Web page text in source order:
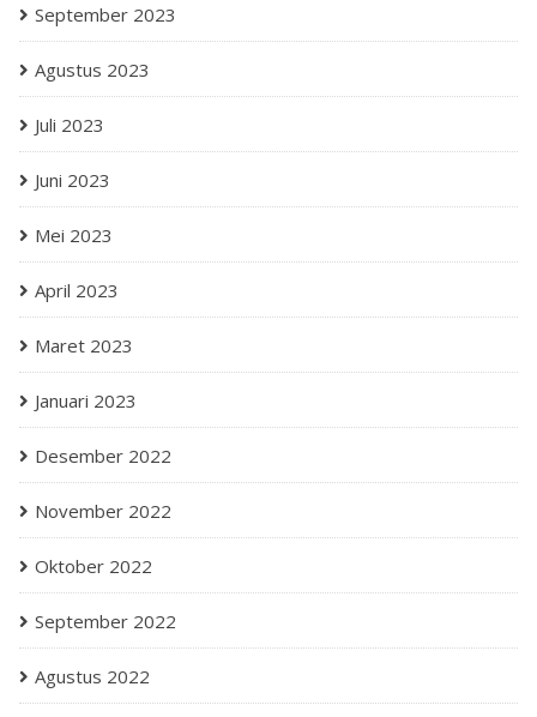
September 2023
Agustus 2023
Juli 2023
Juni 2023
Mei 2023
April 2023
Maret 2023
Januari 2023
Desember 2022
November 2022
Oktober 2022
September 2022
Agustus 2022